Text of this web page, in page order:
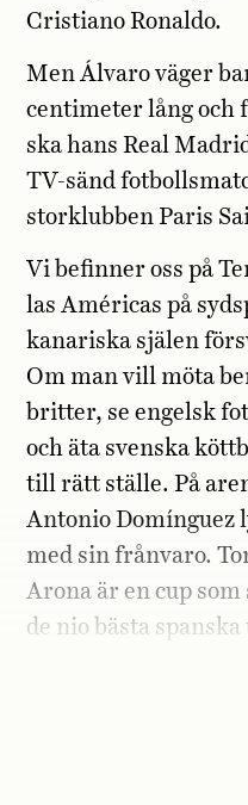
Cristiano Ronaldo.
Men Álvaro väger
centimeter lång och
ska hans Real
TV-sänd
storklubben Paris
Vi befinner oss på
las Américas på
kanariska själen
Om man vill möta
britter, se engelsk
och äta svenska
till rätt ställe. På
Antonio Domínguez
med sin frånvaro.
Arona är en cup
de nio bästa